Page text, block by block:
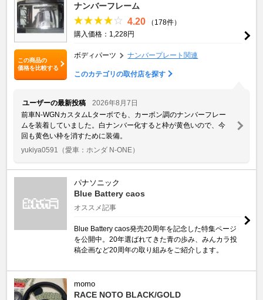
この商品の
価格を比較する
ナンバーフレーム
4.20
（178件）
購入価格：1,228円
ボディパーツ ナンバープレート関連
このカテゴリの取付店を探す
ユーザーの最新投稿
2026年8月7日
前車N-WGNカスタムLターボでも、カーボン調のナンバーフレー
ムを装着していました。白ナンバー化すると枠が黄色いので、今
回も黄色い枠を消すために装備。
yukiya0591
（愛車：ホンダ N-ONE）
パナソニック
Blue Battery caos
オススメ記事
Blue Battery caos発売20周年を記念した特集ページ
を公開中。20年選ばれてきた青の歩み、みんカラ投
稿企画など20周年の取り組みをご紹介します。
momo
RACE NOTO BLACK/GOLD